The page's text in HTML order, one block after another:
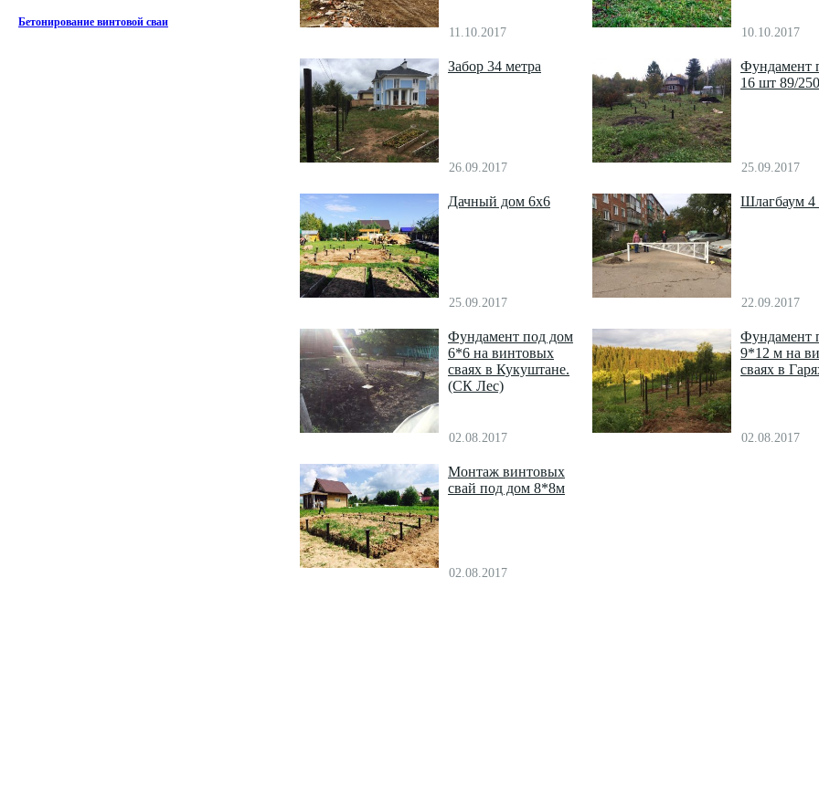
Бетонирование винтовой сваи
11.10.2017 10.10.2017
Забор 34 метра
26.09.2017
Фундамент
16 шт 89/
25.09.2017
Дачный дом 6х6
25.09.2017
Шлагбаум 4
22.09.2017
Фундамент под дом
6*6 на винтовых
сваях в Кукуштане.
(СК Лес)
02.08.2017
Фундамент
9*12 м на
сваях в
02.08.2017
Монтаж винтовых
свай под дом 8*8м
02.08.2017